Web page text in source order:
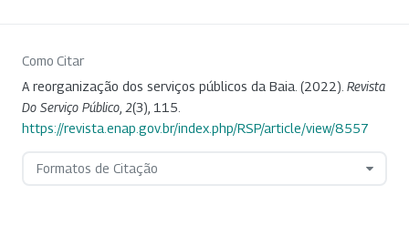
Como Citar
A reorganização dos serviços públicos da Baia. (2022). Revista
Do Serviço Público 2(3), 115.
https://revista.enap.gov.br/index.php/RSP/article/view/8557
Formatos de Citação